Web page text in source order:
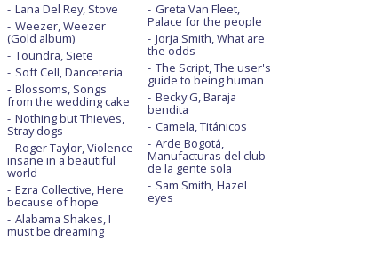
Lana Del Rey, Stove
Weezer, Weezer
(Gold album)
Toundra, Siete
Soft Cell, Danceteria
Blossoms, Songs
from the wedding cake
Nothing but Thieves,
Stray dogs
Roger Taylor, Violence
insane in a beautiful
world
Ezra Collective, Here
because of hope
Alabama Shakes, I
must be dreaming
Greta Van Fleet,
Palace for the people
Jorja Smith, What are
the odds
The Script, The user's
guide to being human
Becky G, Baraja
bendita
Camela, Titánicos
Arde Bogotá,
Manufacturas del club
de la gente sola
Sam Smith, Hazel
eyes